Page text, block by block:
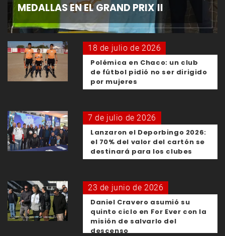
MEDALLAS EN EL GRAND PRIX II
18 de julio de 2026
Polémica en Chaco: un club
de fútbol pidió no ser dirigido
por mujeres
7 de julio de 2026
Lanzaron el Deporbingo 2026:
el 70% del valor del cartón se
destinará para los clubes
23 de junio de 2026
Daniel Cravero asumió su
quinto ciclo en For Ever con la
misión de salvarlo del
descenso